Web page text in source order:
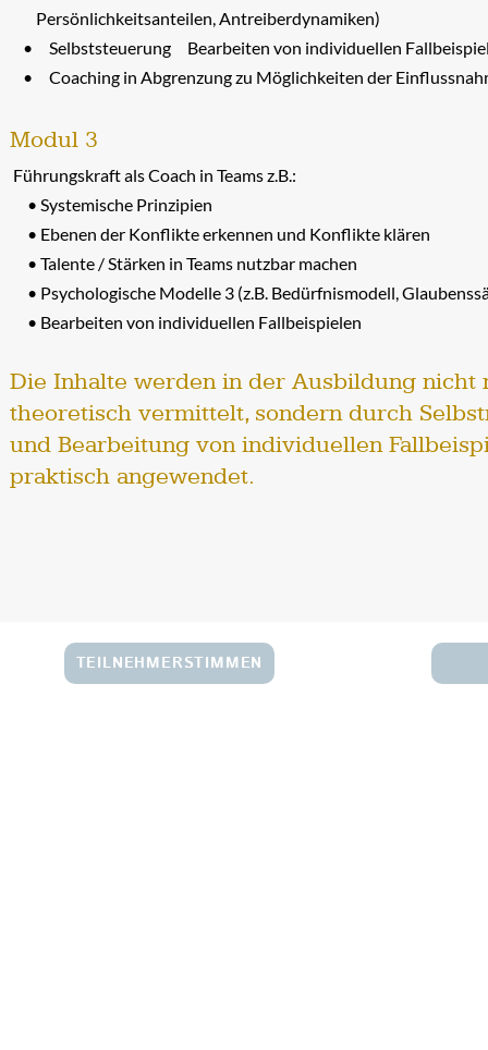
Persönlichkeitsanteilen, Antreiberdynamiken)
Selbststeuerung Bearbeiten von individuellen
Coaching in Abgrenzung zu Möglichkeiten der
Modul 3
Führungskraft als Coach in Teams z.B.:
Systemische Prinzipien
Ebenen der Konflikte erkennen und Konflikte klären
Talente / Stärken in Teams nutzbar machen
Psychologische Modelle 3 (z.B. Bedürfnismodell,
Bearbeiten von individuellen Fallbeispielen
Die Inhalte werden in der Ausbildung nicht
theoretisch vermittelt, sondern durch
und Bearbeitung von individuellen
praktisch angewendet.
TEILNEHMERSTIMMEN